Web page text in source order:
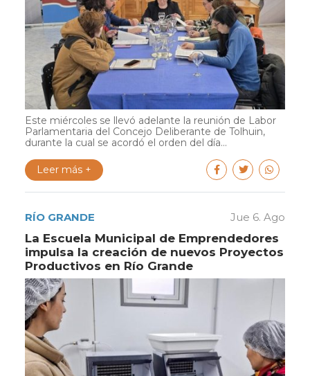
Este miércoles se llevó adelante la reunión de Labor
Parlamentaria del Concejo Deliberante de Tolhuin,
durante la cual se acordó el orden del día...
Leer más +
RÍO GRANDE Jue 6. Ago
La Escuela Municipal de Emprendedores
impulsa la creación de nuevos Proyectos
Productivos en Río Grande